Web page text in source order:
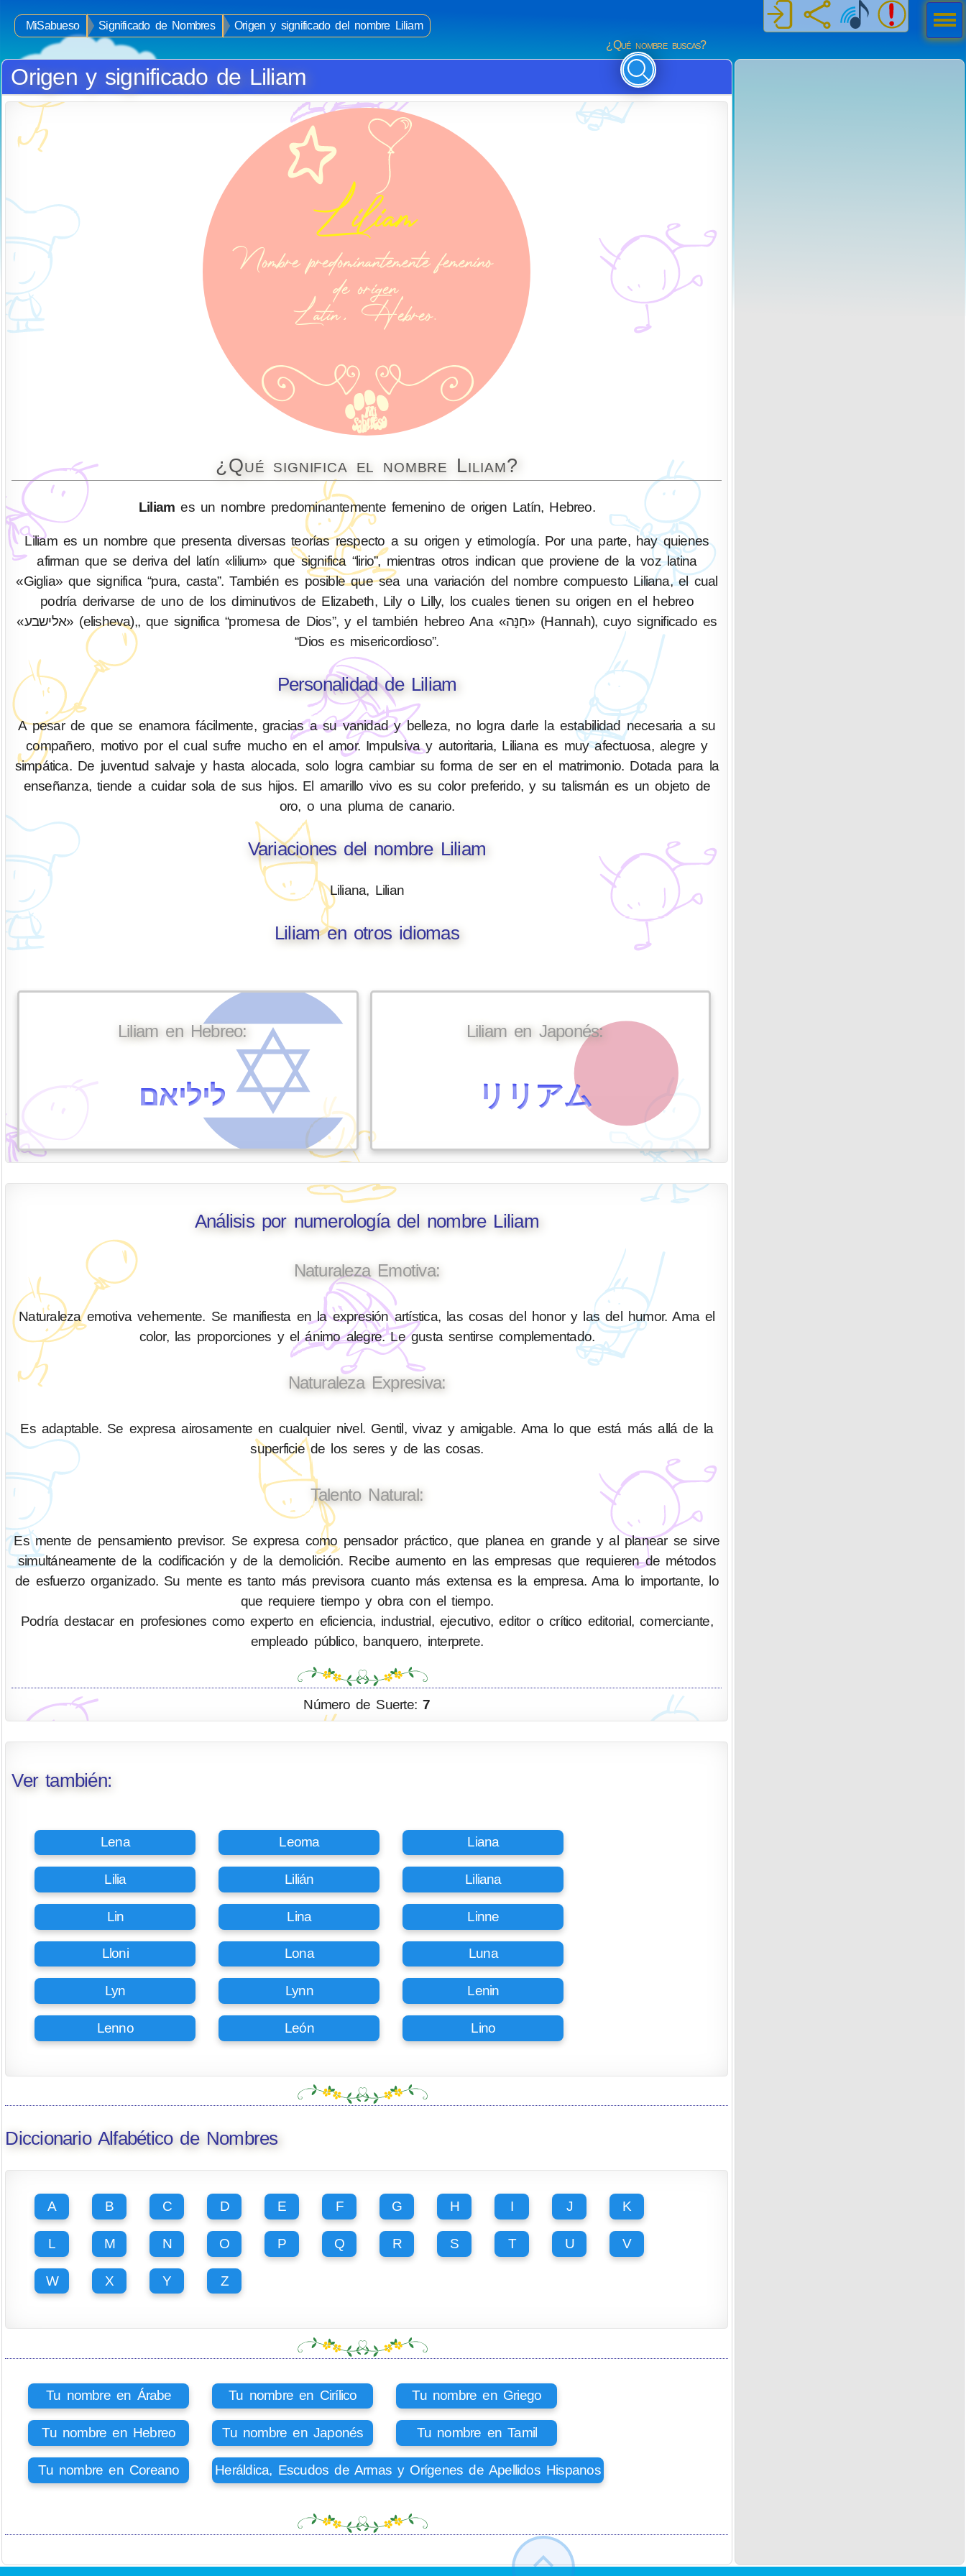
MiSabueso Significado de Nombres
Origen y significado del nombre Liliam
¿Qué nombre buscas?
Origen y significado de Liliam
¿Qué significa el nombre Liliam?
Liliam es un nombre predominantemente femenino de origen Latín, Hebreo.
Liliam es un nombre que presenta diversas teorías respecto a su origen y etimología. Por una parte, hay quienes
afirman que se deriva del latín «lilium» que significa “lirio”, mientras otros indican que proviene de la voz latina
«Giglia» que significa “pura, casta”. También es posible que sea una variación del nombre compuesto Liliana, el cual
podría derivarse de uno de los diminutivos de Elizabeth, Lily o Lilly, los cuales tienen su origen en el hebreo
«אלישבע» (elisheva),, que significa “promesa de Dios”, y el también hebreo Ana «חַנָּה» (Hannah), cuyo significado es
“Dios es misericordioso”.
Personalidad de Liliam
A pesar de que se enamora fácilmente, gracias a su vanidad y belleza, no logra darle la estabilidad necesaria a su
compañero, motivo por el cual sufre mucho en el amor. Impulsiva y autoritaria, Liliana es muy afectuosa, alegre y
simpática. De juventud salvaje y hasta alocada, solo logra cambiar su forma de ser en el matrimonio. Dotada para la
enseñanza, tiende a cuidar sola de sus hijos. El amarillo vivo es su color preferido, y su talismán es un objeto de
oro, o una pluma de canario.
Variaciones del nombre Liliam
Liliana, Lilian
Liliam en otros idiomas
Liliam en Hebreo:
ליליאם
Liliam en Japonés:
リリアム
Análisis por numerología del nombre Liliam
Naturaleza Emotiva:
Naturaleza emotiva vehemente. Se manifiesta en la expresión artística, las cosas del honor y las del humor. Ama el
color, las proporciones y el ánimo alegre. Le gusta sentirse complementado.
Naturaleza Expresiva:
Es adaptable. Se expresa airosamente en cualquier nivel. Gentil, vivaz y amigable. Ama lo que está más allá de la
superficie de los seres y de las cosas.
Talento Natural:
Es mente de pensamiento previsor. Se expresa como pensador práctico, que planea en grande y al planear se sirve
simultáneamente de la codificación y de la demolición. Recibe aumento en las empresas que requieren de métodos
de esfuerzo organizado. Su mente es tanto más previsora cuanto más extensa es la empresa. Ama lo importante, lo
que requiere tiempo y obra con el tiempo.
Podría destacar en profesiones como experto en eficiencia, industrial, ejecutivo, editor o crítico editorial, comerciante,
empleado público, banquero, interprete.
Número de Suerte:7
Ver también:
Lena Leoma Liana
Lilia Lilián Liliana
Lin Lina Linne
Lloni Lona Luna
Lyn Lynn Lenin
Lenno León Lino
Diccionario Alfabético de Nombres
A B C D E F G H I J K
L M N O P Q R S T U V
W X Y Z
Tu nombre en Árabe Tu nombre en Cirílico Tu nombre en Griego
Tu nombre en Hebreo Tu nombre en Japonés Tu nombre en Tamil
Tu nombre en Coreano Heráldica, Escudos de Armas y Orígenes de Apellidos Hispanos
Men
ú